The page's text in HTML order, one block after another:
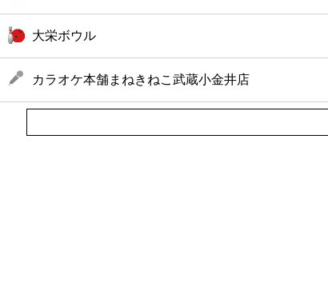
大栄ボウル
カラオケ本舗まねきねこ武蔵小金井店